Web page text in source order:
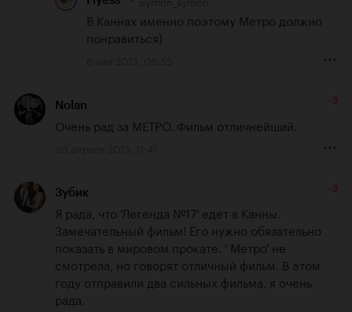
В Каннах именно поэтому Метро должно
понравиться)
Nolan -3
Очень рад за МЕТРО. Фильм отличнейший.
Зубик -3
Я рада, что 'Легенда №17' едет в Канны.
Замечательный фильм! Его нужно обязательно
показать в мировом прокате. ' Метро' не
смотрела, но говорят отличный фильм. В этом
году отправили два сильных фильма, я очень
рада.